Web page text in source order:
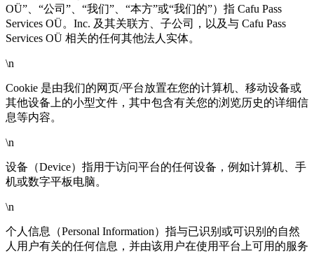
OÜ”、“公司”、“我们”、“本方”或“我们的”）指 Cafu Pass
Services OÜ。Inc. 及其关联方、子公司，以及与 Cafu Pass
Services OÜ 相关的任何其他法人实体。
\n
Cookie 是由我们的网页/平台放置在您的计算机、移动设备或
其他设备上的小型文件，其中包含有关您的浏览历史的详细信
息等内容。
\n
设备（Device）指用于访问平台的任何设备，例如计算机、手
机或数字平板电脑。
\n
个人信息（Personal Information）指与已识别或可识别的自然
人用户有关的任何信息，并由该用户在使用平台上可用的服务